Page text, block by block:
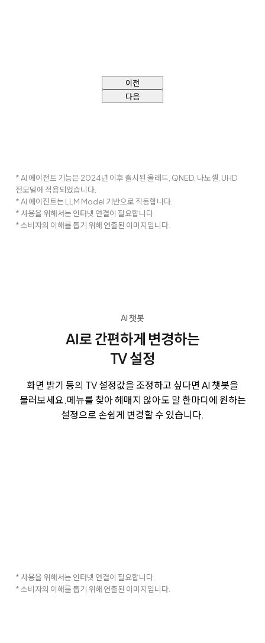
이전
다음
* AI 에이전트 기능은 2024년 이후 출시된 올레드, QNED, 나노셀, UHD
전모델에 적용되었습니다.
* AI 에이전트는 LLM Model 기반으로 작동합니다.
* 사용을 위해서는 인터넷 연결이 필요합니다.
* 소비자의 이해를 돕기 위해 연출된 이미지입니다.
AI 챗봇
AI로 간편하게 변경하는
TV 설정
화면 밝기 등의 TV 설정값을 조정하고 싶다면 AI 챗봇을
불러보세요.메뉴를 찾아 헤매지 않아도 말 한마디에 원하는
설정으로 손쉽게 변경할 수 있습니다.
* 사용을 위해서는 인터넷 연결이 필요합니다.
* 소비자의 이해를 돕기 위해 연출된 이미지입니다.